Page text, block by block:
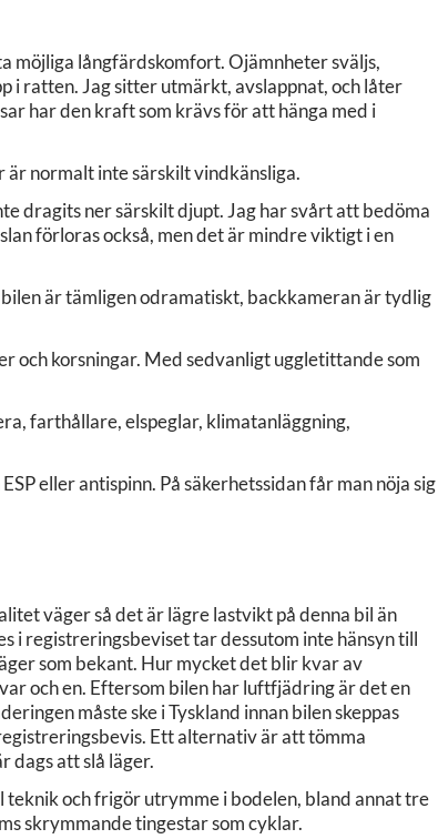
möjliga långfärdskomfort. Ojämnheter sväljs,
i ratten. Jag sitter utmärkt, avslappnat, och låter
har den kraft som krävs för att hänga med i
normalt inte särskilt vindkänsliga.
dragits ner särskilt djupt. Jag har svårt att bedöma
förloras också, men det är mindre viktigt i en
är tämligen odramatiskt, backkameran är tydlig
och korsningar. Med sedvanligt uggletittande som
farthållare, elspeglar, klimatanläggning,
eller antispinn. På säkerhetssidan får man nöja sig
väger så det är lägre lastvikt på denna bil än
i registreringsbeviset tar dessutom inte hänsyn till
som bekant. Hur mycket det blir kvar av
och en. Eftersom bilen har luftfjädring är det en
måste ske i Tyskland innan bilen skeppas
Ett alternativ är att tömma
dags att slå läger.
och frigör utrymme i bodelen, bland annat tre
skrymmande tingestar som cyklar.